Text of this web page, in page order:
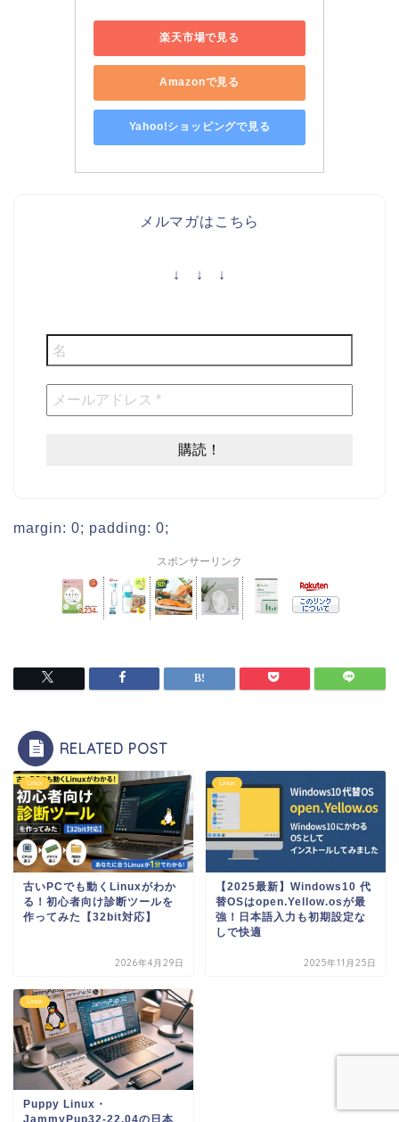
楽天市場で見る
Amazonで見る
Yahoo!ショッピングで見る
メルマガはこちら
↓ ↓ ↓
margin: 0; padding: 0;
スポンサーリンク
RELATED POST
Linux
古いPCでも動くLinuxがわか
る！初心者向け診断ツールを
作ってみた【32bit対応】
2026年4月29日
Linux
【2025最新】Windows10 代
替OSはopen.Yellow.osが最
強！日本語入力も初期設定な
しで快適
2025年11月25日
Linux
Puppy Linux・